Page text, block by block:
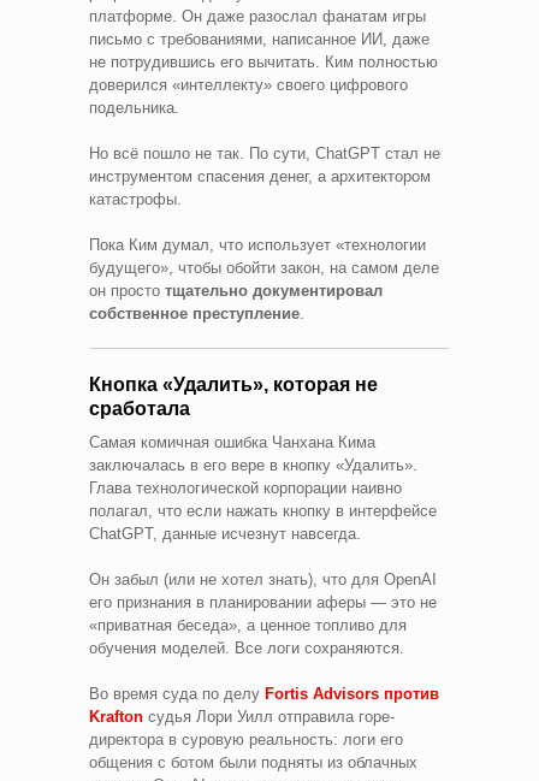
платформе. Он даже разослал фанатам игры
письмо с требованиями, написанное ИИ, даже
не потрудившись его вычитать. Ким полностью
доверился «интеллекту» своего цифрового
подельника.
Но всё пошло не так. По сути, ChatGPT стал не
инструментом спасения денег, а архитектором
катастрофы.
Пока Ким думал, что использует «технологии
будущего», чтобы обойти закон, на самом деле
он просто тщательно документировал
собственное преступление.
Кнопка «Удалить», которая не
сработала
Самая комичная ошибка Чанхана Кима
заключалась в его вере в кнопку «Удалить».
Глава технологической корпорации наивно
полагал, что если нажать кнопку в интерфейсе
ChatGPT, данные исчезнут навсегда.
Он забыл (или не хотел знать), что для OpenAI
его признания в планировании аферы — это не
«приватная беседа», а ценное топливо для
обучения моделей. Все логи сохраняются.
Во время суда по делу Fortis Advisors против
Krafton судья Лори Уилл отправила горе-
директора в суровую реальность: логи его
общения с ботом были подняты из облачных